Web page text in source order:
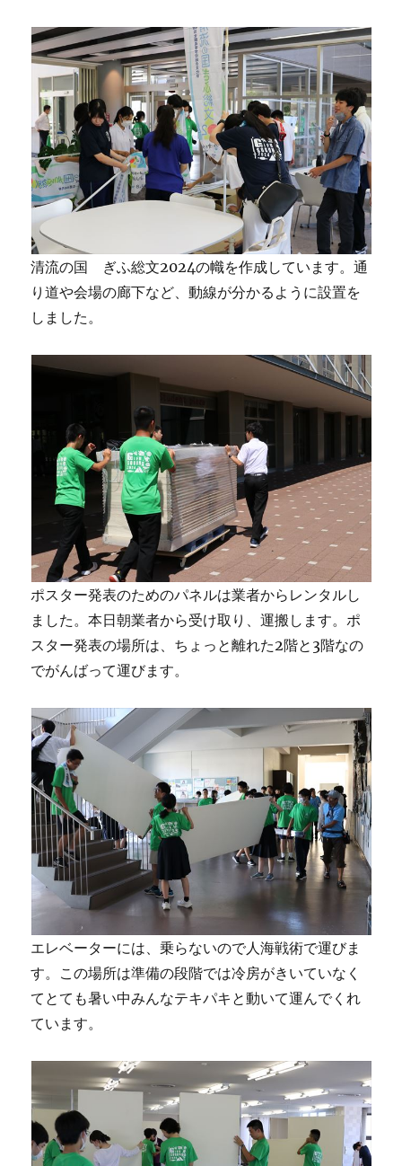
清流の国 ぎふ総文2024の幟を作成しています。通
り道や会場の廊下など、動線が分かるように設置を
しました。
ポスター発表のためのパネルは業者からレンタルし
ました。本日朝業者から受け取り、運搬します。ポ
スター発表の場所は、ちょっと離れた2階と3階なの
でがんばって運びます。
エレベーターには、乗らないので人海戦術で運びま
す。この場所は準備の段階では冷房がきいていなく
てとても暑い中みんなテキパキと動いて運んでくれ
ています。